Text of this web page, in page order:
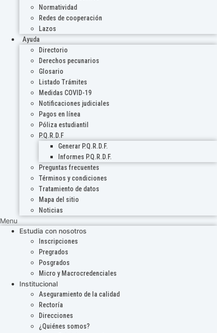
Normatividad
Redes de cooperación
Lazos
Ayuda
Directorio
Derechos pecunarios
Glosario
Listado Trámites
Medidas COVID-19
Notificaciones judiciales
Pagos en línea
Póliza estudiantil
P.Q.R.D.F
Generar P.Q.R.D.F.
Informes P.Q.R.D.F.
Preguntas frecuentes
Términos y condiciones
Tratamiento de datos
Mapa del sitio
Noticias
Menu
Estudia con nosotros
Inscripciones
Pregrados
Posgrados
Micro y Macrocredenciales
Institucional
Aseguramiento de la calidad
Rectoría
Direcciones
¿Quiénes somos?